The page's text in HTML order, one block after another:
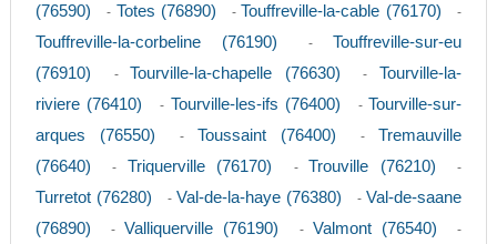
(76590)
- Totes (76890) - Touffreville-la-cable (76170) -
Touffreville-la-corbeline (76190) - Touffreville-sur-eu
(76910)
- Tourville-la-chapelle (76630) - Tourville-la-
riviere (76410)
- Tourville-les-ifs (76400) - Tourville-sur-
arques (76550)
- Toussaint (76400) - Tremauville
(76640)
- Triquerville (76170) - Trouville (76210) -
Turretot (76280) - Val-de-la-haye (76380) - Val-de-saane
(76890)
- Valliquerville (76190) - Valmont (76540) -